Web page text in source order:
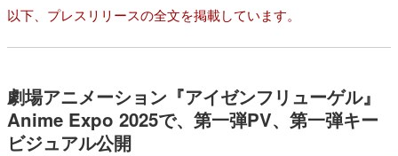
以下、プレスリリースの全文を掲載しています。
劇場アニメーション『アイゼンフリューゲル』
Anime Expo 2025で、第一弾PV、第一弾キー
ビジュアル公開